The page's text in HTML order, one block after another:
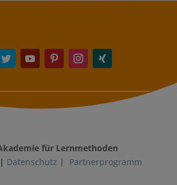
für Lernmethoden
| Datenschutz | Partnerprogramm